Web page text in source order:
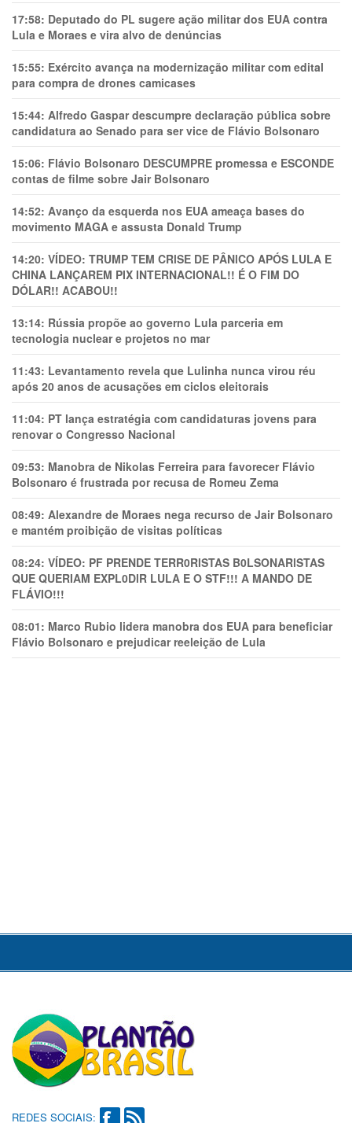
17:58: Deputado do PL sugere ação militar dos EUA contra
Lula e Moraes e vira alvo de denúncias
15:55: Exército avança na modernização militar com edital
para compra de drones camicases
15:44: Alfredo Gaspar descumpre declaração pública sobre
candidatura ao Senado para ser vice de Flávio Bolsonaro
15:06: Flávio Bolsonaro DESCUMPRE promessa e ESCONDE
contas de filme sobre Jair Bolsonaro
14:52: Avanço da esquerda nos EUA ameaça bases do
movimento MAGA e assusta Donald Trump
14:20: VÍDEO: TRUMP TEM CRlSE DE PÂNlCO APÓS LULA E
CHINA LANÇAREM PIX INTERNACIONAL!! É O FIM DO
DÓLAR!! ACABOU!!
13:14: Rússia propõe ao governo Lula parceria em
tecnologia nuclear e projetos no mar
11:43: Levantamento revela que Lulinha nunca virou réu
após 20 anos de acusações em ciclos eleitorais
11:04: PT lança estratégia com candidaturas jovens para
renovar o Congresso Nacional
09:53: Manobra de Nikolas Ferreira para favorecer Flávio
Bolsonaro é frustrada por recusa de Romeu Zema
08:49: Alexandre de Moraes nega recurso de Jair Bolsonaro
e mantém proibição de visitas políticas
08:24: VÍDEO: PF PRENDE TERR0RlSTAS B0LSONARlSTAS
QUE QUERIAM EXPL0DlR LULA E O STF!!! A MANDO DE
FLÁVIO!!!
08:01: Marco Rubio lidera manobra dos EUA para beneficiar
Flávio Bolsonaro e prejudicar reeleição de Lula
REDES SOCIAIS: